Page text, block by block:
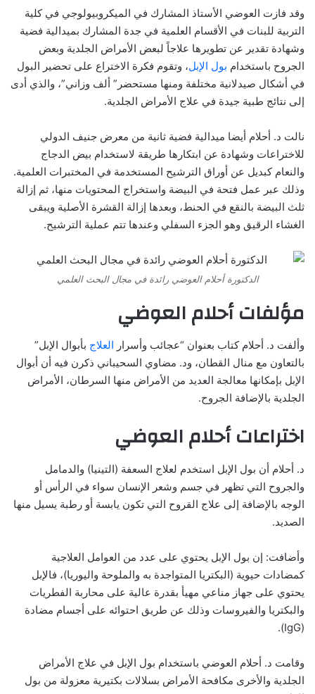
وقد فازت العوضي الأستاذ المشارك في الميكروبيولوجي في كلية
التربية للبنات في الأقسام العلمية في جدة المشارك بميدالية فضية
وشهادة تقدير عن تطويرها علاجاً لبعض الأمراض الجلدية وبعض
الجروح باستخدام بول الإبل، وتقوم فكرة الاختراع على تحضير البول
في أشكال صيدلانية مختلفة ومنها مستحضر” ألف وزاني”، والذي أدى
إلى نتائج طبية جيدة في علاج الأمراض الجلدية.
نالت د. أحلام أيضا ميدالية فضية ثانية من معرض جنيف الدولي
للاختراعات وشهادة عن ابتكارها طريقة لاستخدام بيض الدجاج
والنعام كبديل عن أوراق الترشيح المستخدمة في المختبرات العلمية.
وذلك عبر عمل فتحة في البيضة واستخراج المحتويات منها، ثم إزالة
ثلث البيضة بالنقع في الحنط، وبعدها إزالة القشرة الأصلية ويبقى
الغشاء الرقيق وهو الجزء السفلي وعندها تتم عملية الترشيح.
الدكتورة أحلام العوضي رائدة في مجال البحث العلمي
مؤلفات أحلام العوضي
وألفت د. أحلام كتاب بعنوان “عجائب وأسرار العلاج بأبوال الإبل”
بالتعاون مع منال القطان، ود. مضاوي السحيباني ذكرن فيه أن أبوال
الإبل بإمكانها معالجة العديد من الأمراض منها السرطان، الأمراض
الجلدية بالإضافة الجروح.
اختراعات أحلام العوضي
د. أحلام أن بول الإبل استخدم لعلاج السعفة (التينيا) والدمامل
والجروح التي تظهر في جسم وشعر الإنسان سواء في الرأس أو
الوجه بالإضافة إلى علاج القروح التي تكون يابسة أو رطبة يسيل منها
الصديد.
وأضافت: إن بول الإبل يحتوي على عدد من العوامل العلاجية
كمضادات حيوية (البكتريا المتواجدة به والملوحة واليوريا)، فالإبل
يحتوي على جهاز مناعي مهيأ بقدرة عالية على محاربة الفطريات
والبكتريا والفيروسات وذلك عن طريق احتوائه على أجسام مضادة
(IgG).
وقامت د. أحلام العوضي باستخدام بول الإبل في علاج الأمراض
الجلدية والأخرى مكافحة الأمراض بسلالات بكتيرية معزولة من بول